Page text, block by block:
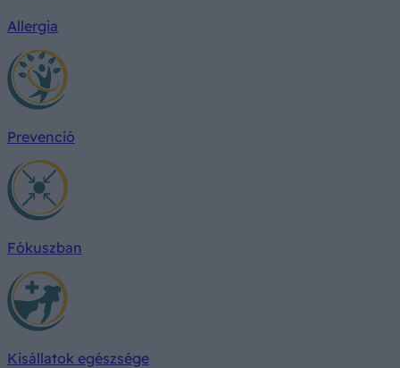
Allergia
Prevenció
Fókuszban
Kisállatok egészsége